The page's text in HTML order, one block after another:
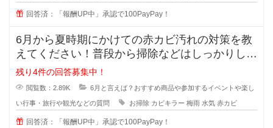
回答済：「報酬UP中」承認で100PayPay！
6月から夏時期にかけての赤カビ汚れの対策を教
えてください！普段から掃除などはしっかりして
いるつもりなのですが、洗面所など
残り4件の回答募集中！
閲覧数：2.89K 6月と言えば？おすすめ商品や参加するイベントや楽し
い行事・旅行や観光などの質問 お掃除 カビキラー 梅雨 水気 赤カビ
回答済：「報酬UP中」承認で100PayPay！